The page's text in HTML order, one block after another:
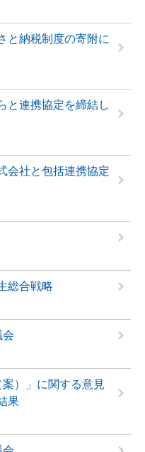
と納税制度の寄附に
と連携協定を締結し
会社と包括連携協定
総合戦略
会
案）」に関する意見
果